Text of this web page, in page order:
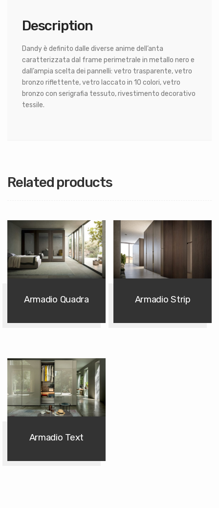
Description
Dandy è definito dalle diverse anime dell’anta
caratterizzata dal frame perimetrale in metallo nero e
dall’ampia scelta dei pannelli: vetro trasparente, vetro
bronzo riflettente, vetro laccato in 10 colori, vetro
bronzo con serigrafia tessuto, rivestimento decorativo
tessile.
Related products
Armadio Quadra Armadio Strip
Armadio Text